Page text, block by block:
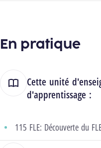
En pratique
Cette unité
d'apprentissage :
115 FLE: Découverte du